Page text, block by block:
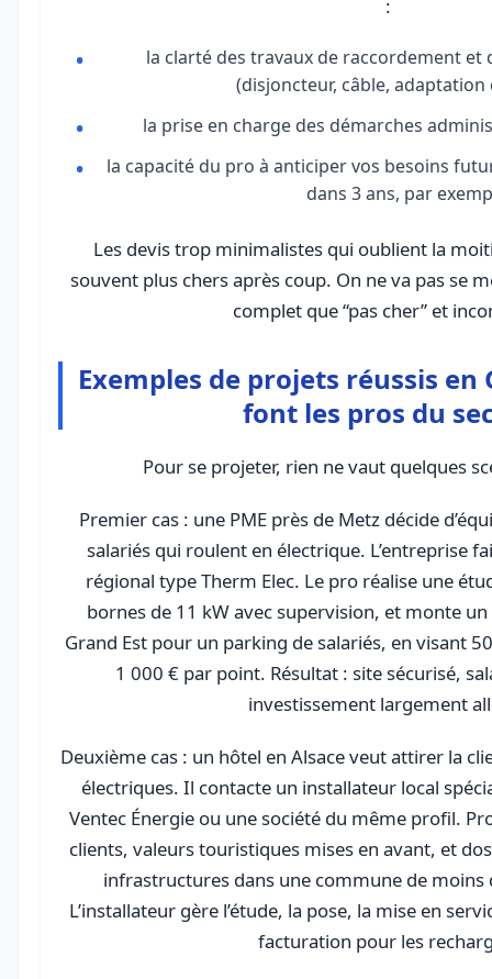
:
la clarté des travaux de raccordement et
(disjoncteur, câble, adaptation
la prise en charge des démarches
la capacité du pro à anticiper vos besoins
dans 3 ans, par
Les devis trop minimalistes qui oublient la
souvent plus chers après coup. On ne va pas se
complet que “pas cher” et
Exemples de projets réussis en
font les pros du
Pour se projeter, rien ne vaut quelques
Premier cas : une PME près de Metz décide
salariés qui roulent en électrique. L’entreprise
régional type Therm Elec. Le pro réalise une
bornes de 11 kW avec supervision, et monte un
Grand Est pour un parking de salariés, en visant
1 000 € par point. Résultat : site sécurisé,
investissement largement
Deuxième cas : un hôtel en Alsace veut attirer la
électriques. Il contacte un installateur local
Ventec Énergie ou une société du même profil.
clients, valeurs touristiques mises en avant, et
infrastructures dans une commune de moins
L’installateur gère l’étude, la pose, la mise en
facturation pour les